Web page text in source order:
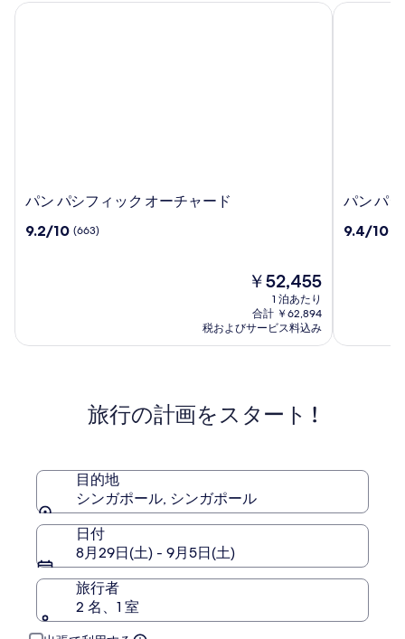
パ
パ
オ
パン パシフィック オーチャード
10
の
9.2/10 (663)
現
の
料
金
￥52,455
1 泊あたり
合計 ￥62,894
税およびサービス料込み
パン パシフィック オーチャード
パ
パ
シ
パン パ
10
の
9.4/10
パン パシ
旅行の計画をスタート !
目的地
シンガポール, シンガポール
日付
8月29日(土) - 9月5日(土)
旅行者
2 名、1 室